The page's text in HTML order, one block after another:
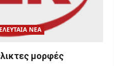
ΝΕΑ
μορφές